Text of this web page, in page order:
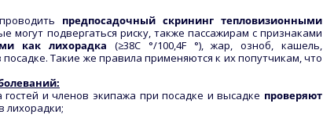
предпосадочный скрининг тепловизионными
могут подвергаться риску, также пассажирам с признаками
как лихорадка (≥38C °/100,4F °), жар, озноб, кашель,
Такие же правила применяются к их попутчикам, что
и членов экипажа при посадке и высадке проверяют
лихорадки;